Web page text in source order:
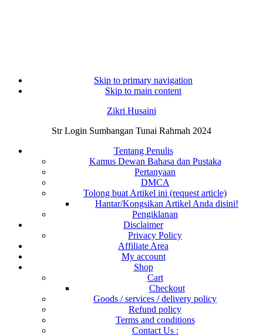
Skip to primary navigation
Skip to main content
Zikri Husaini
Str Login Sumbangan Tunai Rahmah 2024
Tentang Penulis
Kamus Dewan Bahasa dan Pustaka
Pertanyaan
DMCA
Tolong buat Artikel ini (request article)
Hantar/Kongsikan Artikel Anda disini!
Pengiklanan
Disclaimer
Privacy Policy
Affiliate Area
My account
Shop
Cart
Checkout
Goods / services / delivery policy
Refund policy
Terms and conditions
Contact Us :